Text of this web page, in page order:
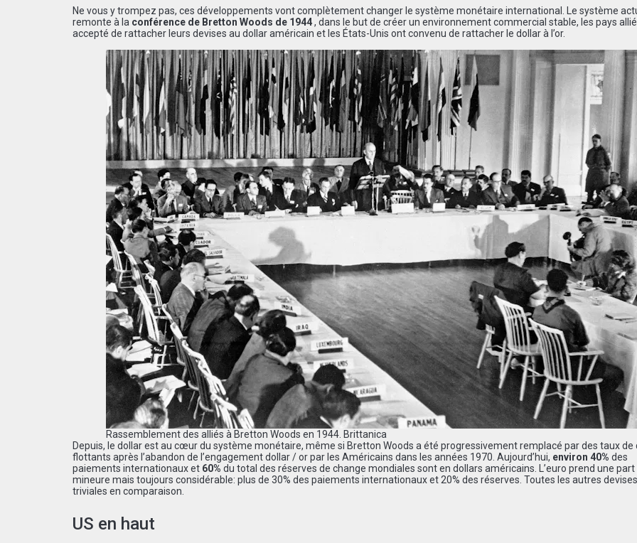
Ne vous y trompez pas, ces développements vont complètement changer le système monétaire international. Le système
remonte à la conférence de Bretton Woods de 1944, dans le but de créer un environnement commercial stable, les pays
accepté de rattacher leurs devises au dollar américain et les États-Unis ont convenu de rattacher le dollar à l’or.
Rassemblement des alliés à Bretton Woods en 1944. Brittanica
Depuis, le dollar est au cœur du système monétaire, même si Bretton Woods a été progressivement remplacé par des taux de
flottants après l’abandon de l’engagement dollar / or par les Américains dans les années 1970. Aujourd’hui, environ 40% des
paiements internationaux et 60% du total des réserves de change mondiales sont en dollars américains. L’euro prend une part
mineure mais toujours considérable: plus de 30% des paiements internationaux et 20% des réserves. Toutes les autres
triviales en comparaison.
US en haut